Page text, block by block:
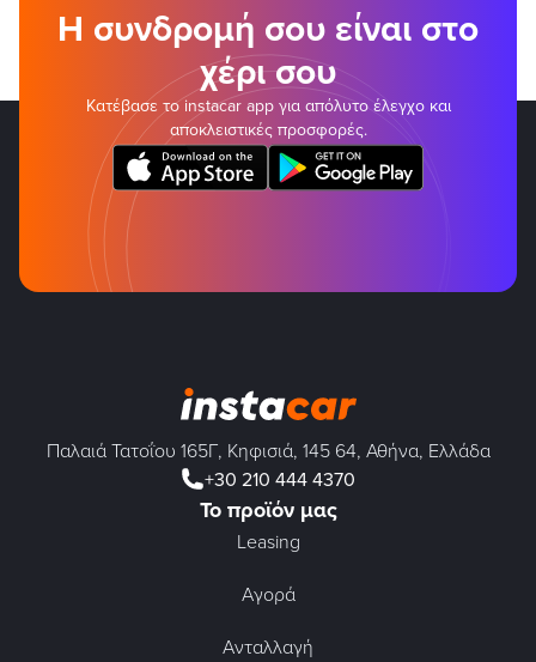
Η συνδρομή σου είναι στο
χέρι σου
Κατέβασε το instacar app για απόλυτο έλεγχο και
αποκλειστικές προσφορές.
Παλαιά Τατοΐου 165Γ, Κηφισιά, 145 64, Αθήνα, Ελλάδα
+30 210 444 4370
Το προϊόν μας
Leasing
Αγορά
Ανταλλαγή